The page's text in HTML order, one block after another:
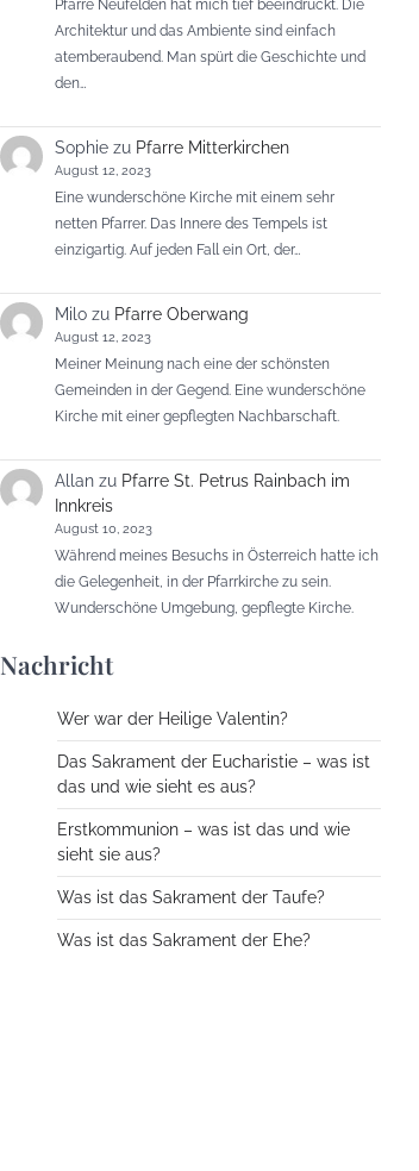
Pfarre Neufelden hat mich tief beeindruckt. Die
Architektur und das Ambiente sind einfach
atemberaubend. Man spürt die Geschichte und
den…
Sophie zu Pfarre Mitterkirchen
August 12, 2023
Eine wunderschöne Kirche mit einem sehr
netten Pfarrer. Das Innere des Tempels ist
einzigartig. Auf jeden Fall ein Ort, der…
Milo zu Pfarre Oberwang
August 12, 2023
Meiner Meinung nach eine der schönsten
Gemeinden in der Gegend. Eine wunderschöne
Kirche mit einer gepflegten Nachbarschaft.
Allan zu Pfarre St. Petrus Rainbach im
Innkreis
August 10, 2023
Während meines Besuchs in Österreich hatte ich
die Gelegenheit, in der Pfarrkirche zu sein.
Wunderschöne Umgebung, gepflegte Kirche.
Nachricht
Wer war der Heilige Valentin?
Das Sakrament der Eucharistie – was ist
das und wie sieht es aus?
Erstkommunion – was ist das und wie
sieht sie aus?
Was ist das Sakrament der Taufe?
Was ist das Sakrament der Ehe?